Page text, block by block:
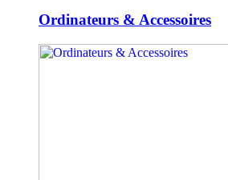
Ordinateurs & Accessoires